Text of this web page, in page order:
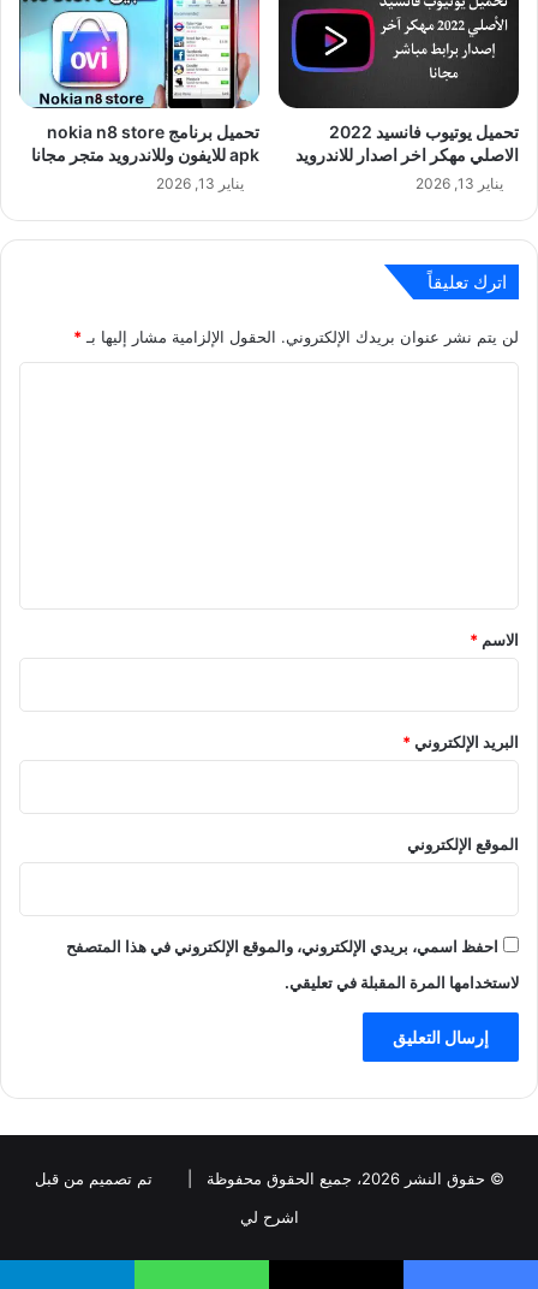
تحميل يوتيوب فانسيد 2022
الاصلي مهكر اخر اصدار للاندرويد
يناير 13, 2026
تحميل برنامج nokia n8 store
apk للايفون وللاندرويد متجر مجانا
يناير 13, 2026
اترك تعليقاً
لن يتم نشر عنوان بريدك الإلكتروني. الحقول الإلزامية مشار إليها بـ *
*
الاسم *
البريد الإلكتروني*
الموقع الإلكتروني
احفظ اسمي، بريدي الإلكتروني، والموقع الإلكتروني في هذا المتصفح
لاستخدامها المرة المقبلة في تعليقي.
© حقوق النشر 2026، جميع الحقوق محفوظة |
تم تصميم من قبل
اشرح لي